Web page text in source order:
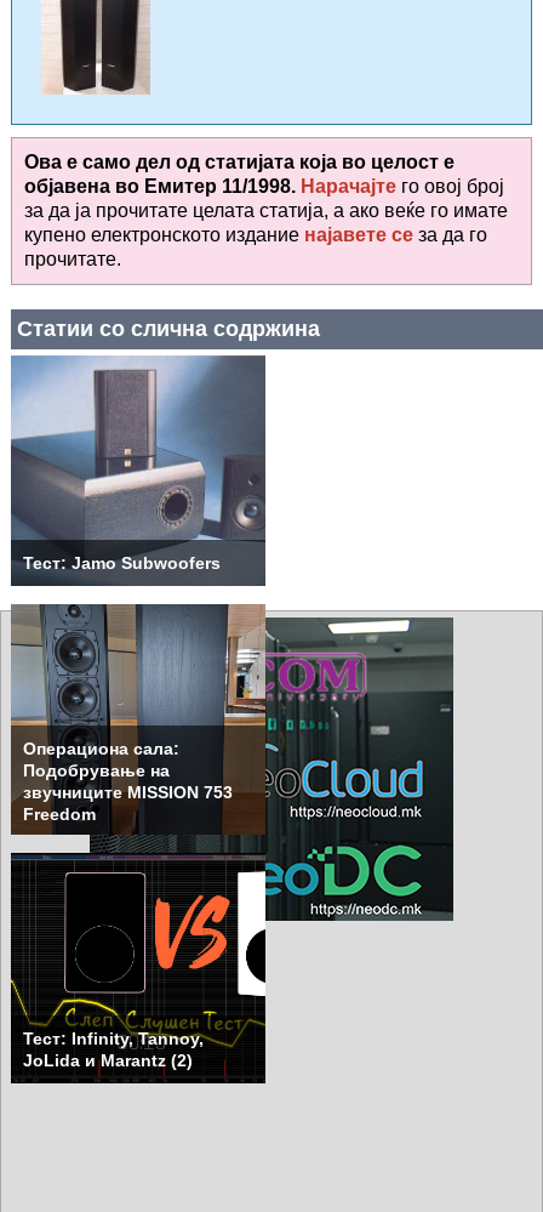
Ова е само дел од статијата која во целост е
објавена во Емитер 11/1998. Нарачајте го овој број
за да ја прочитате целата статија, а ако веќе го имате
купено електронското издание најавете се за да го
прочитате.
Статии со слична содржина
Тест: Jamo Subwoofers
Операциона сала:
Подобрување на
звучниците MISSION 753
Freedom
Тест: Infinity, Tannoy,
JoLida и Marantz (2)